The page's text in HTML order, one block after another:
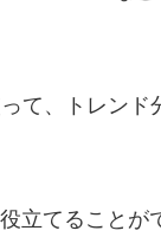
て、トレンド
立てることが